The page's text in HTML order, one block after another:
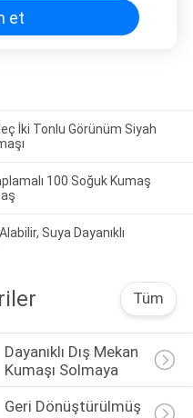
et
İki Tonlu Görünüm Siyah
100 Soğuk Kumaş
Suya Dayanıklı
Tüm
Dayanıklı Dış Mekan
Kumaşı Solmaya
Geri Dönüştürülmüş